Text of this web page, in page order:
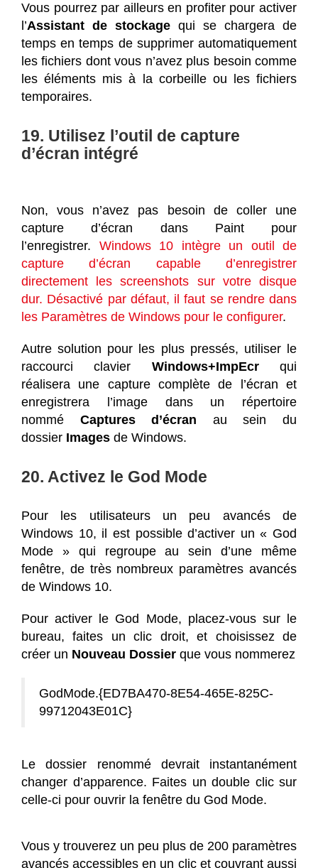
Vous pourrez par ailleurs en profiter pour activer
l’Assistant de stockage qui se chargera de
temps en temps de supprimer automatiquement
les fichiers dont vous n’avez plus besoin comme
les éléments mis à la corbeille ou les fichiers
temporaires.
19. Utilisez l’outil de capture
d’écran intégré
Non, vous n’avez pas besoin de coller une
capture d’écran dans Paint pour
l’enregistrer. Windows 10 intègre un outil de
capture d’écran capable d’enregistrer
directement les screenshots sur votre disque
dur. Désactivé par défaut, il faut se rendre dans
les Paramètres de Windows pour le configurer.
Autre solution pour les plus pressés, utiliser le
raccourci clavier Windows+ImpEcrqui
réalisera une capture complète de l’écran et
enregistrera l’image dans un répertoire
nommé Captures d’écran au sein du
dossier Images de Windows.
20. Activez le God Mode
Pour les utilisateurs un peu avancés de
Windows 10, il est possible d’activer un « God
Mode » qui regroupe au sein d’une même
fenêtre, de très nombreux paramètres avancés
de Windows 10.
Pour activer le God Mode, placez-vous sur le
bureau, faites un clic droit, et choisissez de
créer un Nouveau Dossier que vous nommerez
GodMode.{ED7BA470-8E54-465E-825C-
99712043E01C}
Le dossier renommé devrait instantanément
changer d’apparence. Faites un double clic sur
celle-ci pour ouvrir la fenêtre du God Mode.
Vous y trouverez un peu plus de 200 paramètres
avancés accessibles en un clic et couvrant aussi